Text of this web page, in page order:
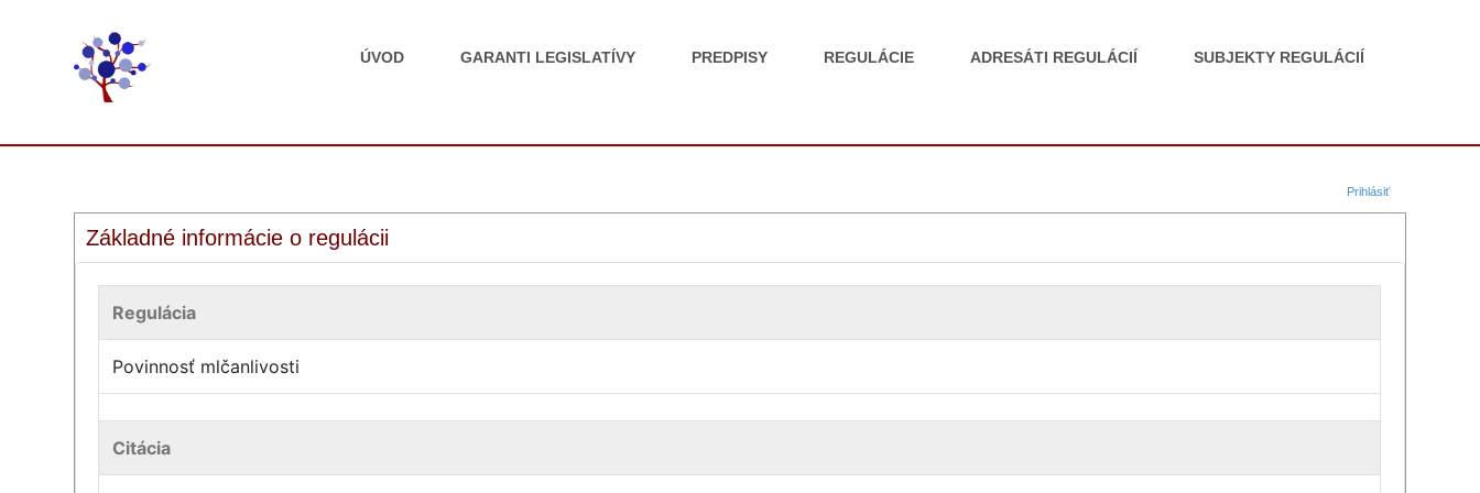
ÚVOD GARANTI LEGISLATÍVY PREDPISY REGULÁCIE ADRESÁTI REGULÁCIÍ SUBJEKTY REGULÁCIÍ
Prihlásiť
Základné informácie o regulácii
Regulácia
Povinnosť mlčanlivosti
Citácia